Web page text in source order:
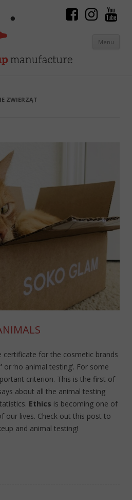
Menu
ZWIERZĄT
certificate for the cosmetic brands
or ‘no animal testing’. For some
criterion. This is the first of
about all the animal testing
Ethics is becoming one of
our lives. Check out this post to
and animal testing!